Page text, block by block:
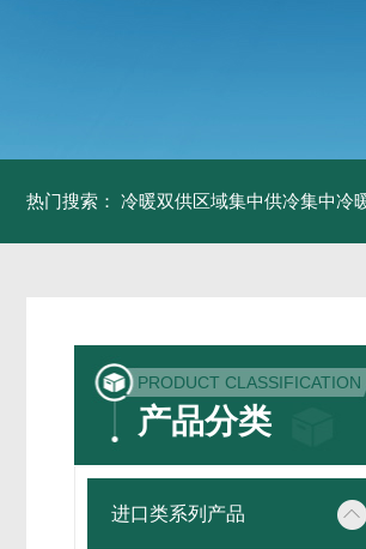
热门搜索： 冷暖双供区域集中供冷集中冷
PRODUCT CLASSIFICATION
产品分类
进口类系列产品